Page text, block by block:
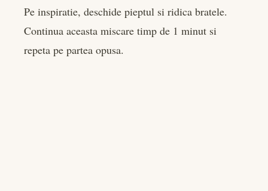
Pe inspiratie, deschide pieptul si ridica bratele.
Continua aceasta miscare timp de 1 minut si
repeta pe partea opusa.